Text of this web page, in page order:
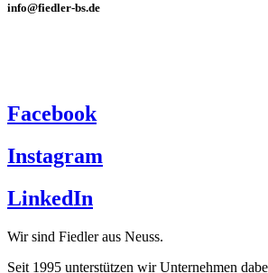
info@fiedler-bs.de
Facebook
Instagram
LinkedIn
Wir sind Fiedler aus Neuss.
Seit 1995 unterstützen wir Unternehmen